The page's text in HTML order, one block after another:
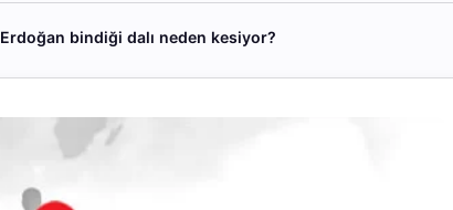
Erdoğan bindiği dalı neden kesiyor?